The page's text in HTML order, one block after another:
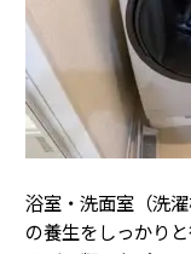
浴室・洗面室（洗
の養生をしっかりと